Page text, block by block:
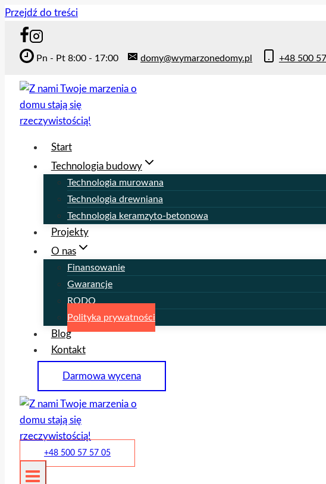
Przejdź do treści
Pn - Pt 8:00 - 17:00 domy@wymarzonedomy.pl +48 500
Start
Technologia budowy
Technologia murowana
Technologia drewniana
Technologia keramzyto-betonowa
Projekty
O nas
Finansowanie
Gwarancje
RODO
Polityka prywatności
Blog
Kontakt
Darmowa wycena
+48 500 57 57 05